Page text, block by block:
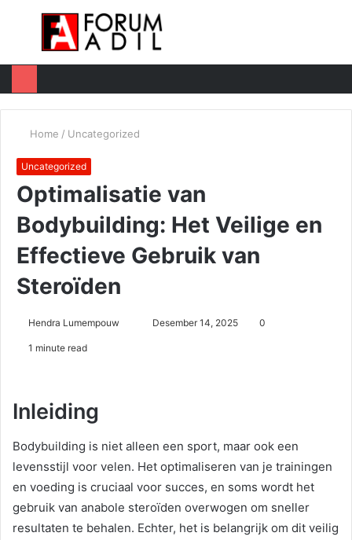
Menu
Home / Uncategorized
Uncategorized
Optimalisatie van
Bodybuilding: Het Veilige en
Effectieve Gebruik van
Steroïden
Hendra Lumempouw
m
a
i
l
Desember 14, 2025 0
1 minute read
Inleiding
Bodybuilding is niet alleen een sport, maar ook een
levensstijl voor velen. Het optimaliseren van je trainingen
en voeding is cruciaal voor succes, en soms wordt het
gebruik van anabole steroïden overwogen om sneller
resultaten te behalen. Echter, het is belangrijk om dit veilig